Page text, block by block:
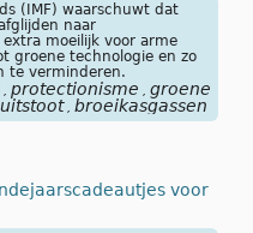
(IMF) waarschuwt dat
naar
moeilijk voor arme
groene technologie en zo
te verminderen.
, protectionisme , groene
uitstoot , broeikasgassen
voor